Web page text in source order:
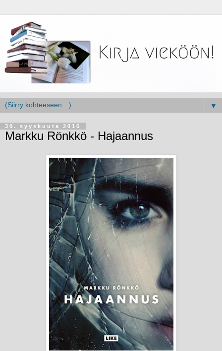
▼
30. syyskuuta 2016
Markku Rönkkö - Hajaannus